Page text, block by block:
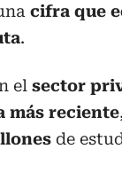
cifra que
.
el sector
más reciente
de